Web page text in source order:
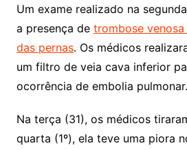
Um exame realizado na
a presença de trombose
das pernas. Os médicos
um filtro de veia cava inferior
ocorrência de embolia pulmonar.
Na terça (31), os médicos
quarta (1º), ela teve uma piora